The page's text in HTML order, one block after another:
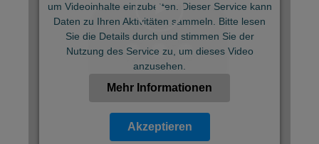
um Videoinhalte einzubetten. Dieser Service kann
Daten zu Ihren Aktivitäten sammeln. Bitte lesen
Sie die Details durch und stimmen Sie der
Nutzung des Service zu, um dieses Video
anzusehen.
Mehr Informationen
Akzeptieren